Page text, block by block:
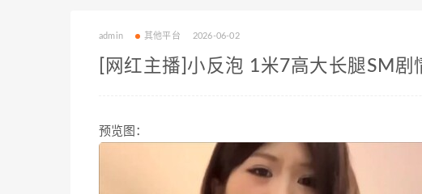
admin 其他平台 2026-06-02
[网红主播]小反泡 1米7高大长腿SM
预览图：